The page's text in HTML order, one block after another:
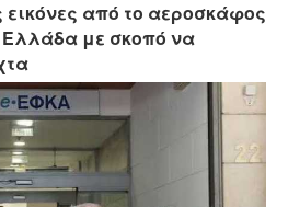
εικόνες από το αεροσκάφος
Ελλάδα με σκοπό να